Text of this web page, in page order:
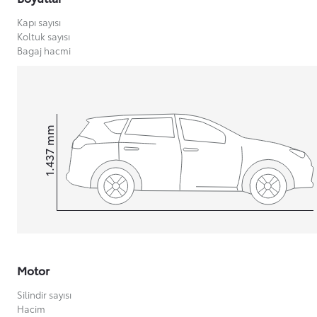
Kapı sayısı
Koltuk sayısı
Bagaj hacmi
Height1.437
mm
Motor
Silindir sayısı
Hacim